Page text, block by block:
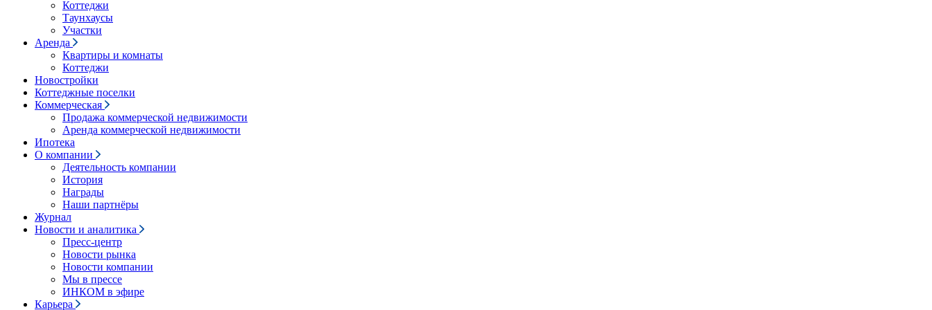
Коттеджи
Таунхаусы
Участки
Аренда
Квартиры и комнаты
Коттеджи
Новостройки
Коттеджные поселки
Коммерческая
Продажа коммерческой недвижимости
Аренда коммерческой недвижимости
Ипотека
О компании
Деятельность компании
История
Награды
Наши партнёры
Журнал
Новости и аналитика
Пресс-центр
Новости рынка
Новости компании
Мы в прессе
ИНКОМ в эфире
Карьера